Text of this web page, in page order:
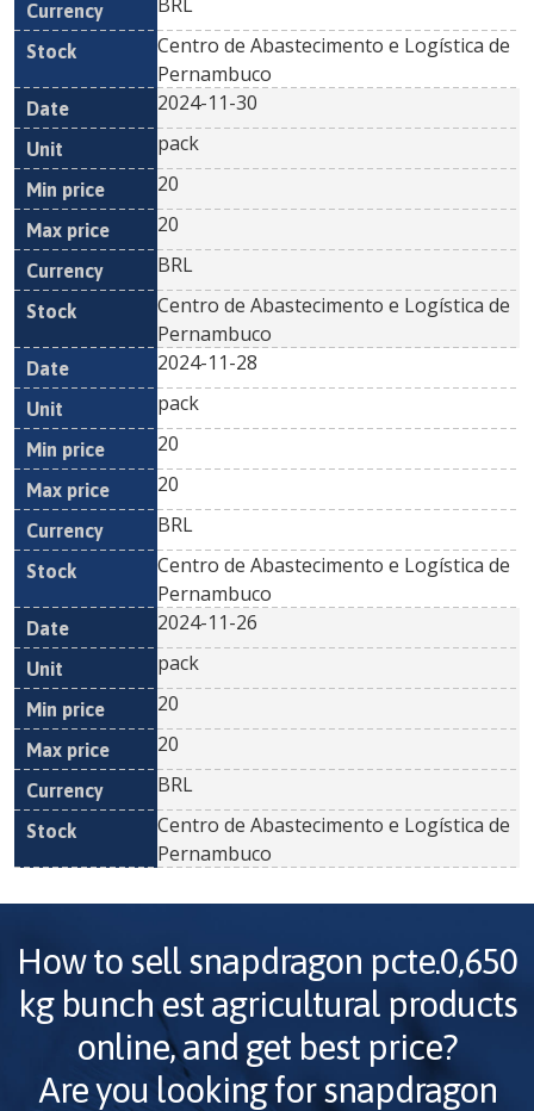
Centro de Abastecimento e Logística de
Pernambuco
2024-11-30
pack
20
20
BRL
Centro de Abastecimento e Logística de
Pernambuco
2024-11-28
pack
20
20
BRL
Centro de Abastecimento e Logística de
Pernambuco
2024-11-26
pack
20
20
BRL
Centro de Abastecimento e Logística de
Pernambuco
How to sell snapdragon pcte.0,650
kg bunch estagricultural products
online, and get best price?
Are you looking forsnapdragon